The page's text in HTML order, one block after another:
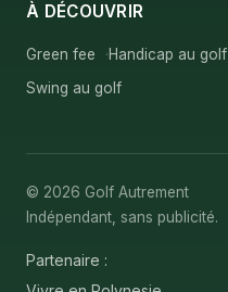
À DÉCOUVRIR
Green fee Handicap au golf
Swing au golf
© 2026 Golf Autrement
Indépendant, sans publicité.
Partenaire :